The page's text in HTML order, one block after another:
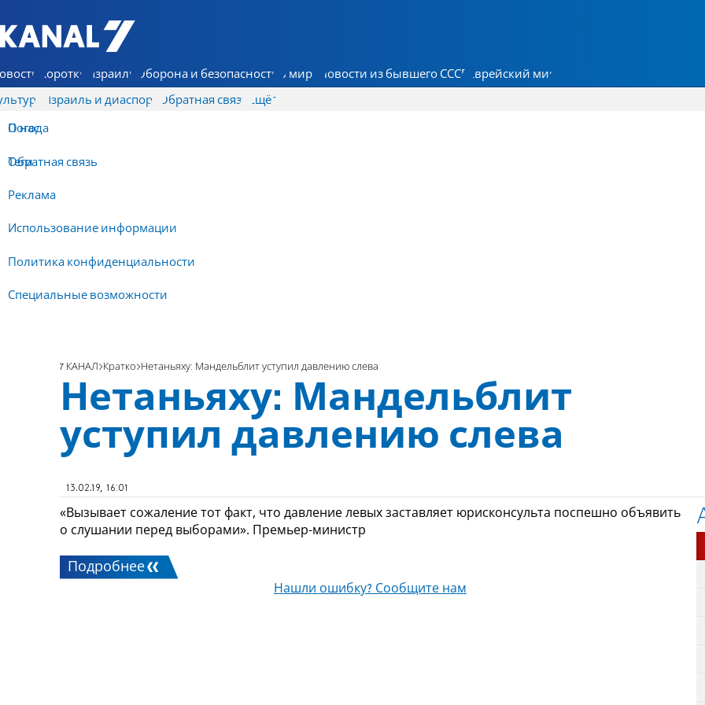
7 КАНАЛ - Аруц Шева
Коротко Израиль Оборона и безопасность В мире Новости из бывшего СССР Еврейский мир
Израиль и диаспора Обратная связь
О нас
Обратная связь
Реклама
Использование информации
Политика конфиденциальности
Специальные возможности
Ещё
Погода
Теги
7 КАНАЛ Кратко Нетаньяху: Мандельблит уступил давлению слева
Нетаньяху: Мандельблит
уступил давлению слева
13.02.19, 16:01
«Вызывает сожаление тот факт, что давление левых заставляет юрисконсульта поспешно объявить
о слушании перед выборами». Премьер-министр
Подробнее
Нашли ошибку? Сообщите нам